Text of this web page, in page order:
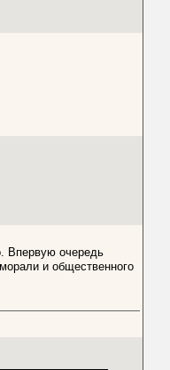
Впервую очередь
и общественного